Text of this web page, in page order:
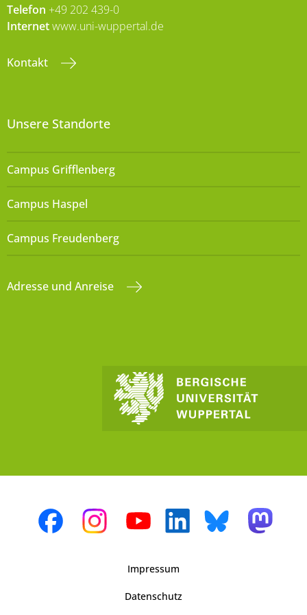
Telefon +49 202 439-0
Internetwww.uni-wuppertal.de
Kontakt
Unsere Standorte
Campus Grifflenberg
Campus Haspel
Campus Freudenberg
Adresse und Anreise
Impressum
Datenschutz